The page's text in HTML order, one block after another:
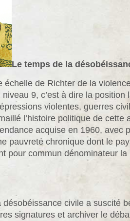
Le temps de la
échelle de Richter de la
9, c’est à dire la position
violentes, guerres
l’histoire politique de cette
acquise en 1960, avec
pauvreté chronique dont le
pour commun dénominateur
désobéissance civile a suscité
signatures et archiver le